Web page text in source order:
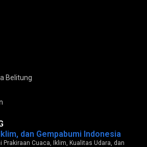
Belitung
dan Gempabumi Indonesia
Cuaca, Iklim, Kualitas Udara, dan